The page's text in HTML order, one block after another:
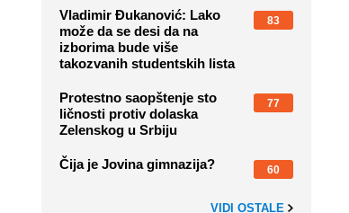
Vladimir Đukanović: Lako
može da se desi da na
izborima bude više
takozvanih studentskih lista
83
Protestno saopštenje sto
ličnosti protiv dolaska
Zelenskog u Srbiju
77
Čija je Jovina gimnazija? 60
VIDI OSTALE